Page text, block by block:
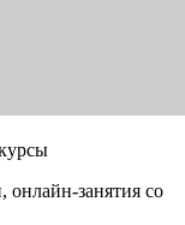
онлайн-занятия со